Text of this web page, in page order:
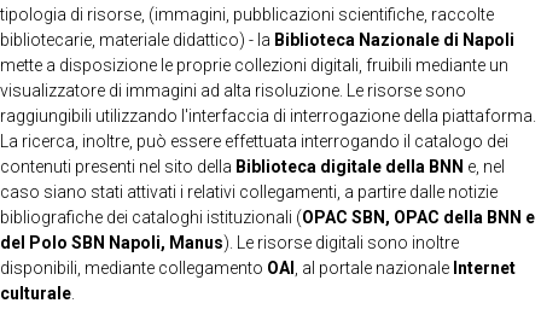
tipologia di risorse, (immagini, pubblicazioni scientifiche, raccolte
bibliotecarie, materiale didattico) - la Biblioteca Nazionale di Napoli
mette a disposizione le proprie collezioni digitali, fruibili mediante un
visualizzatore di immagini ad alta risoluzione. Le risorse sono
raggiungibili utilizzando l'interfaccia di interrogazione della piattaforma.
La ricerca, inoltre, può essere effettuata interrogando il catalogo dei
contenuti presenti nel sito della Biblioteca digitale della BNN e, nel
caso siano stati attivati i relativi collegamenti, a partire dalle notizie
bibliografiche dei cataloghi istituzionali (OPAC SBN, OPAC della BNN e
del Polo SBN Napoli, Manus). Le risorse digitali sono inoltre
disponibili, mediante collegamento OAI , al portale nazionale Internet
culturale